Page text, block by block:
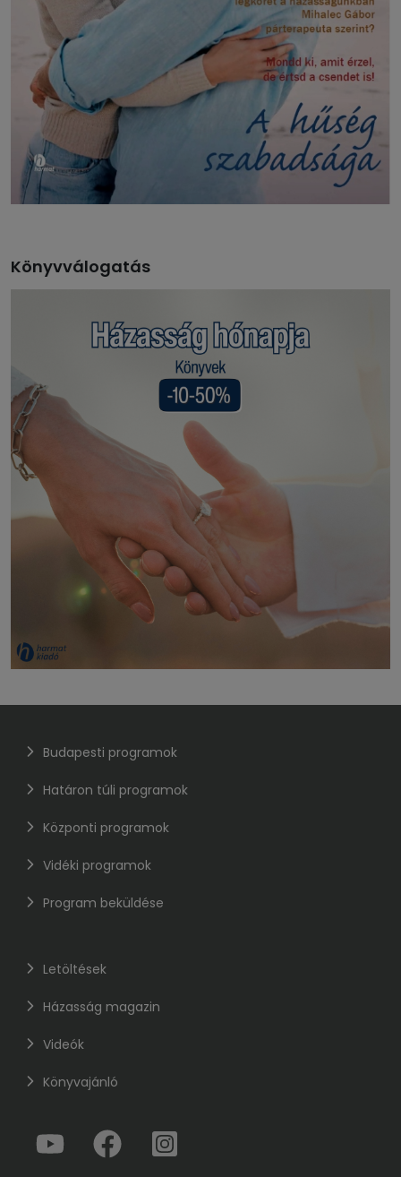
Könyvválogatás
Budapesti programok
Határon túli programok
Központi programok
Vidéki programok
Program beküldése
Letöltések
Házasság magazin
Videók
Könyvajánló